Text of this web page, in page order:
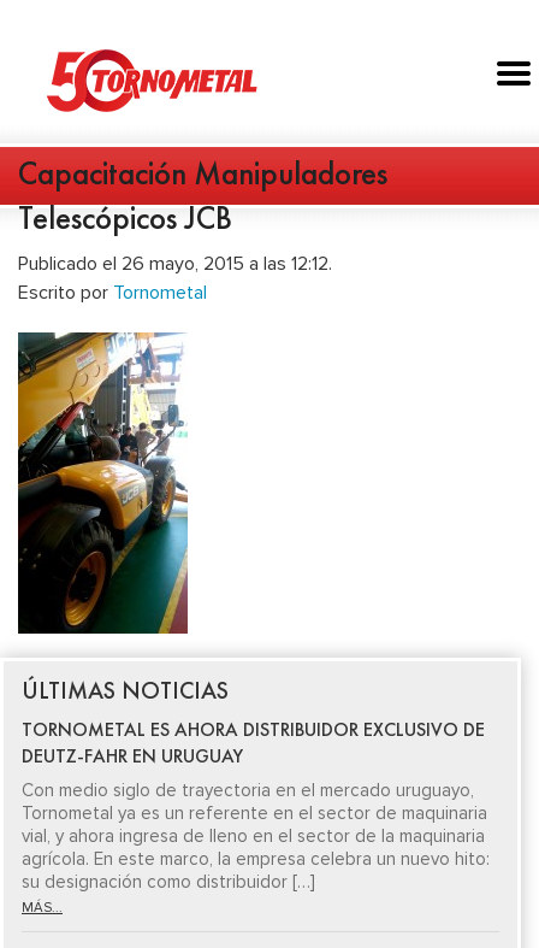
Capacitación Manipuladores
Telescópicos JCB
Publicado el 26 mayo, 2015 a las 12:12.
Escrito por Tornometal
ÚLTIMAS NOTICIAS
TORNOMETAL ES AHORA DISTRIBUIDOR EXCLUSIVO DE
DEUTZ-FAHR EN URUGUAY
Con medio siglo de trayectoria en el mercado uruguayo,
Tornometal ya es un referente en el sector de maquinaria
vial, y ahora ingresa de lleno en el sector de la maquinaria
agrícola. En este marco, la empresa celebra un nuevo hito:
su designación como distribuidor […]
MÁS...